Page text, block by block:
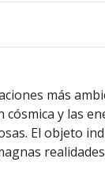
más
cósmica y las
El objeto